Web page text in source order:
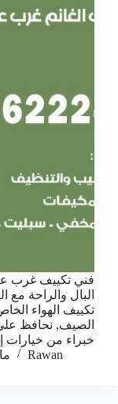
فني تكييف غرب
البال والراحة مع
تكييف الهواء
الصيف, نحافظ
خبراء من
Rawan